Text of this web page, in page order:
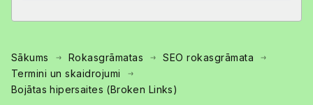
Sākums Rokasgrāmatas
SEO rokasgrāmata
Termini un skaidrojumi
Bojātas hipersaites (Broken Links)